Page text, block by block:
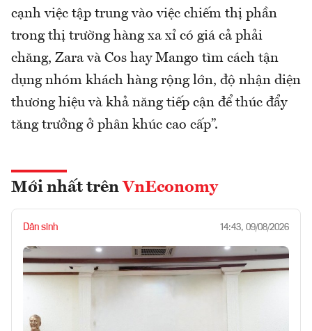
cạnh việc tập trung vào việc chiếm thị phần
trong thị trường hàng xa xỉ có giá cả phải
chăng, Zara và Cos hay Mango tìm cách tận
dụng nhóm khách hàng rộng lớn, độ nhận diện
thương hiệu và khả năng tiếp cận để thúc đẩy
tăng trưởng ở phân khúc cao cấp”.
Mới nhất trên VnEconomy
Dân sinh 14:43, 09/08/2026